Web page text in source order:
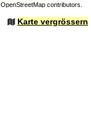
OpenStreetMapcontributors.
Karte vergrössern